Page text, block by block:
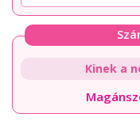
Kinek a